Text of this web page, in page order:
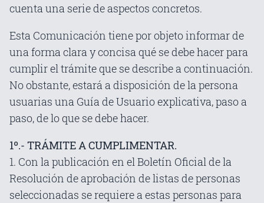
cuenta una serie de aspectos concretos.
Esta Comunicación tiene por objeto informar de
una forma clara y concisa qué se debe hacer para
cumplir el trámite que se describe a continuación.
No obstante, estará a disposición de la persona
usuarias una Guía de Usuario explicativa, paso a
paso, de lo que se debe hacer.
1º.- TRÁMITE A CUMPLIMENTAR.
1. Con la publicación en el Boletín Oficial de la
Resolución de aprobación de listas de personas
seleccionadas se requiere a estas personas para